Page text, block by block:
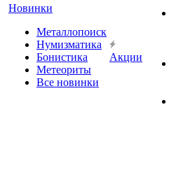
Новинки
Металлопоиск
Нумизматика
Бонистика
Метеориты
Все новинки
Акции